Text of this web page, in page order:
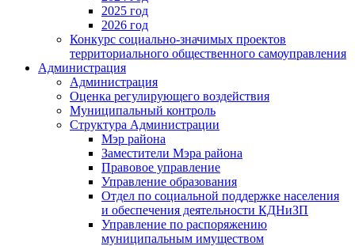
2025 год
2026 год
Конкурс социально-значимых проектов
территориального общественного самоуправления
Администрация
Администрация
Оценка регулирующего воздействия
Муниципальный контроль
Структура Администрации
Мэр района
Заместители Мэра района
Правовое управление
Управление образования
Отдел по социальной поддержке населения
и обеспечения деятельности КДНиЗП
Управление по распоряжению
муниципальным имуществом